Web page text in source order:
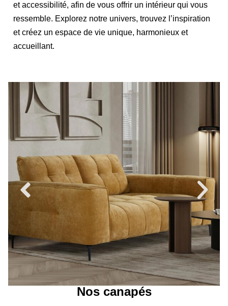
et accessibilité, afin de vous offrir un intérieur qui vous
ressemble. Explorez notre univers, trouvez l’inspiration
et créez un espace de vie unique, harmonieux et
accueillant.
Nos canapés